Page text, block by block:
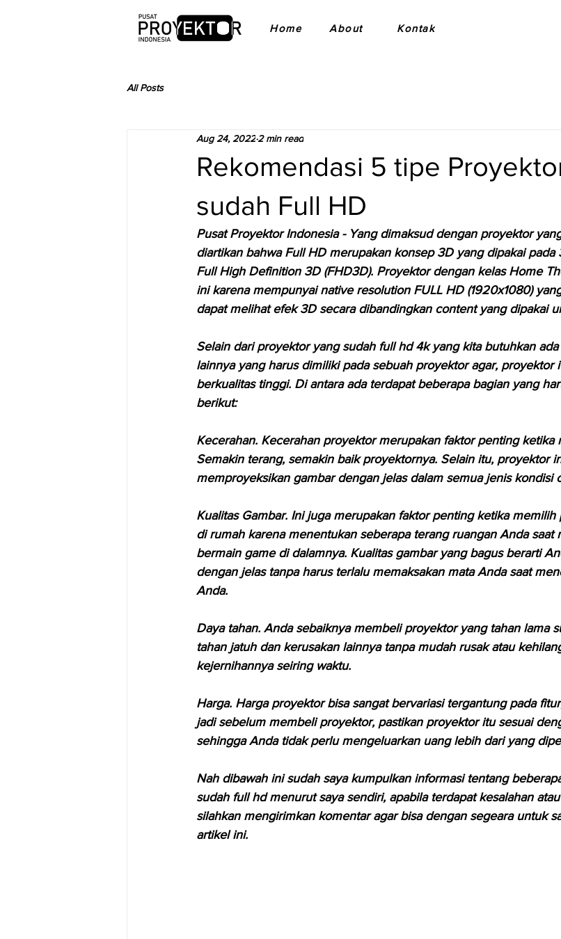
Home About Kontak
All Posts
Rekomendasi 5 tipe
sudah Full HD
Aug 24, 20222 min read
Pusat Proyektor Indonesia - Yang dimaksud dengan proyektor
diartikan bahwa Full HD merupakan konsep 3D yang dipakai
Full High Definition 3D (FHD3D). Proyektor dengan kelas Home
ini karena mempunyai native resolution FULL HD (1920x1080)
dapat melihat efek 3D secara dibandingkan content yang dipakai
Selain dari proyektor yang sudah full hd 4k yang kita butuhkan
lainnya yang harus dimiliki pada sebuah proyektor agar, proyektor
berkualitas tinggi. Di antara ada terdapat beberapa bagian yang
berikut:
Kecerahan. Kecerahan proyektor merupakan faktor penting ketika
Semakin terang, semakin baik proyektornya. Selain itu, proyektor
memproyeksikan gambar dengan jelas dalam semua jenis kondisi
Kualitas Gambar. Ini juga merupakan faktor penting ketika
di rumah karena menentukan seberapa terang ruangan Anda saat
bermain game di dalamnya. Kualitas gambar yang bagus berarti
dengan jelas tanpa harus terlalu memaksakan mata Anda saat
Anda.
Daya tahan. Anda sebaiknya membeli proyektor yang tahan lama
tahan jatuh dan kerusakan lainnya tanpa mudah rusak atau
kejernihannya seiring waktu.
Harga. Harga proyektor bisa sangat bervariasi tergantung pada
jadi sebelum membeli proyektor, pastikan proyektor itu sesuai
sehingga Anda tidak perlu mengeluarkan uang lebih dari yang
Nah dibawah ini sudah saya kumpulkan informasi tentang
sudah full hd menurut saya sendiri, apabila terdapat kesalahan
silahkan mengirimkan komentar agar bisa dengan segeara untuk
artikel ini.